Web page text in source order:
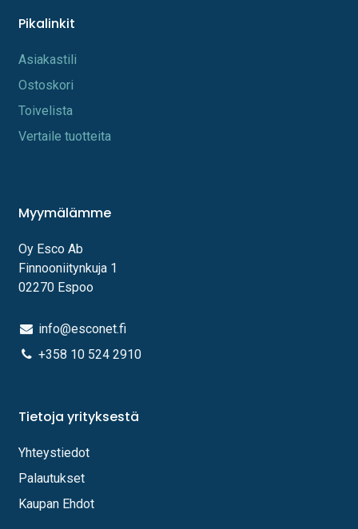
Pikalinkit
A​s​iakastili
Os​toskori
Toi​velista
Vertaile tuotteita
Myymälämme
Oy Esco Ab
Finnooniitynkuja 1
02270 Espoo
info@esconet.fi
+358 10 524 2910
Tietoja yrityksestä
Yhteystiedot
Palautukset
Kaupan Ehdot